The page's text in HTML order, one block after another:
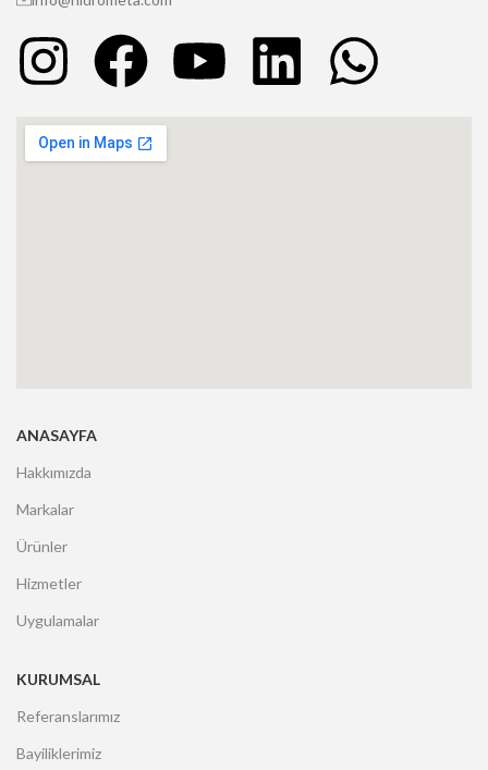
ANASAYFA
Hakkımızda
Markalar
Ürünler
Hizmetler
Uygulamalar
KURUMSAL
Referanslarımız
Bayiliklerimiz